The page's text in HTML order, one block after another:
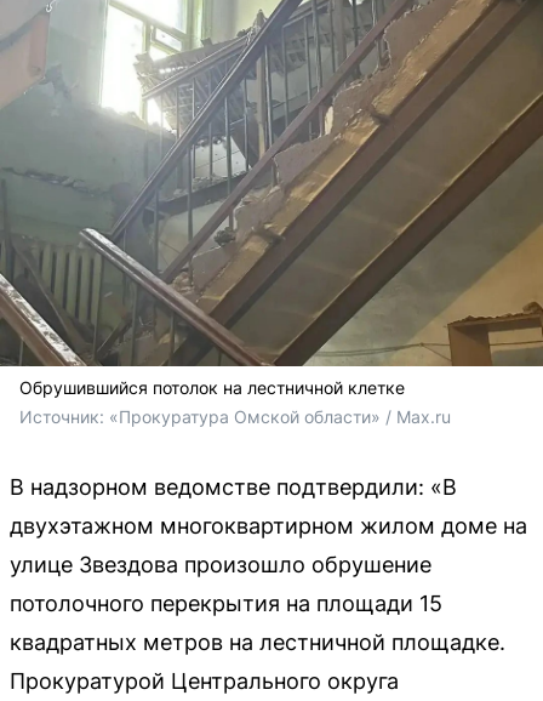
Обрушившийся потолок на лестничной клетке
Источник: «Прокуратура Омской области» / Max.ru
В надзорном ведомстве подтвердили: «В
двухэтажном многоквартирном жилом доме на
улице Звездова произошло обрушение
потолочного перекрытия на площади 15
квадратных метров на лестничной площадке.
Прокуратурой Центрального округа